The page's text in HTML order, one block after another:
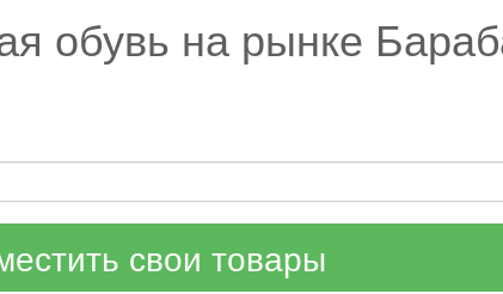
обувь на рынке
свои товары